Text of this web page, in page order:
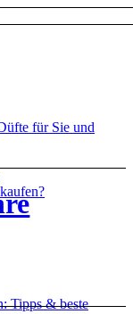
für Sie und
Tipps & beste